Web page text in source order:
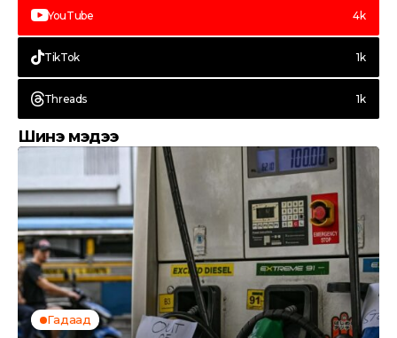
YouTube 4k
TikTok 1k
Threads 1k
Шинэ мэдээ
Гадаад